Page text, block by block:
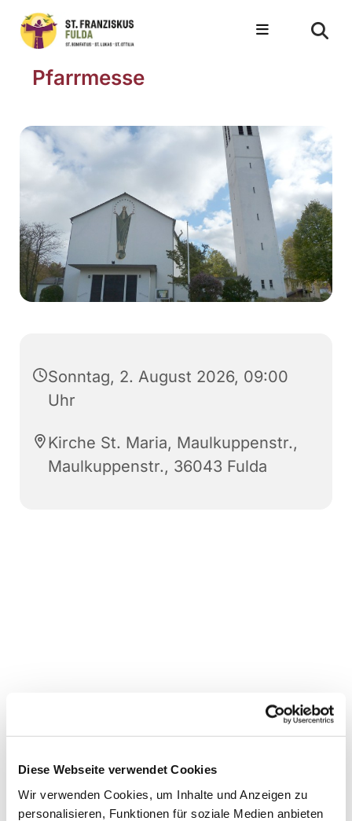
Diese Webseite verwendet Cookies
Wir verwenden Cookies, um Inhalte und Anzeigen zu
personalisieren, Funktionen für soziale Medien anbieten
Pfarrmesse
Sonntag, 2. August 2026, 09:00
Uhr
Kirche St. Maria, Maulkuppenstr.,
Maulkuppenstr., 36043 Fulda